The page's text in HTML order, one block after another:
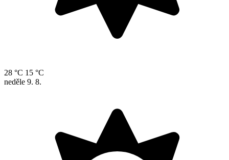
28 °C 15 °C
neděle 9. 8.